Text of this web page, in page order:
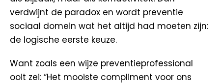
verdwijnt de paradox en wordt preventie
sociaal domein wat het altijd had moeten zijn:
de logische eerste keuze.
Want zoals een wijze preventieprofessional
ooit zei: “Het mooiste compliment voor ons